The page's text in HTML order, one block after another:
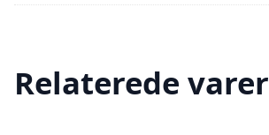
Relaterede varer